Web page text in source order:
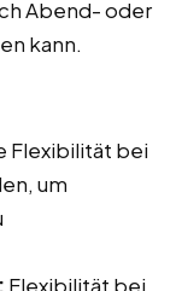
Abend- oder
kann.
Flexibilität bei
um
Flexibilität bei